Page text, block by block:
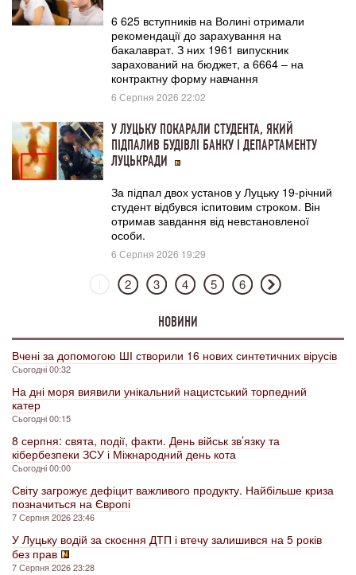
6 625 вступників на Волині отримали
рекомендації до зарахування на
бакалаврат. З них 1961 випускник
зарахований на бюджет, а 6664 – на
контрактну форму навчання
6 Серпня 2026 22:02
У ЛУЦЬКУ ПОКАРАЛИ СТУДЕНТА, ЯКИЙ
ПІДПАЛИВ БУДІВЛІ БАНКУ І ДЕПАРТАМЕНТУ
ЛУЦЬКРАДИ
За підпал двох установ у Луцьку 19-річний
студент відбувся іспитовим строком. Він
отримав завдання від невстановленої
особи.
6 Серпня 2026 19:29
2 3 4 5 6
НОВИНИ
Вчені за допомогою ШІ створили 16 нових синтетичних вірусів
Сьогодні 00:32
На дні моря виявили унікальний нацистський торпедний
катер
Сьогодні 00:15
8 серпня: свята, події, факти. День військ зв’язку та
кібербезпеки ЗСУ і Міжнародний день кота
Сьогодні 00:00
Світу загрожує дефіцит важливого продукту. Найбільше криза
позначиться на Європі
7 Серпня 2026 23:46
У Луцьку водій за скоєння ДТП і втечу залишився на 5 років
без прав
7 Серпня 2026 23:28